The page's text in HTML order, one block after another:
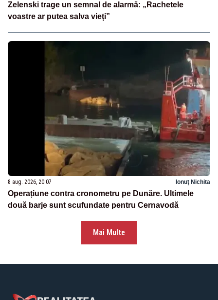
Zelenski trage un semnal de alarmă: „Rachetele
voastre ar putea salva vieți”
8 aug. 2026, 20:07 Ionuț Nichita
Operațiune contra cronometru pe Dunăre. Ultimele
două barje sunt scufundate pentru Cernavodă
Mai Multe